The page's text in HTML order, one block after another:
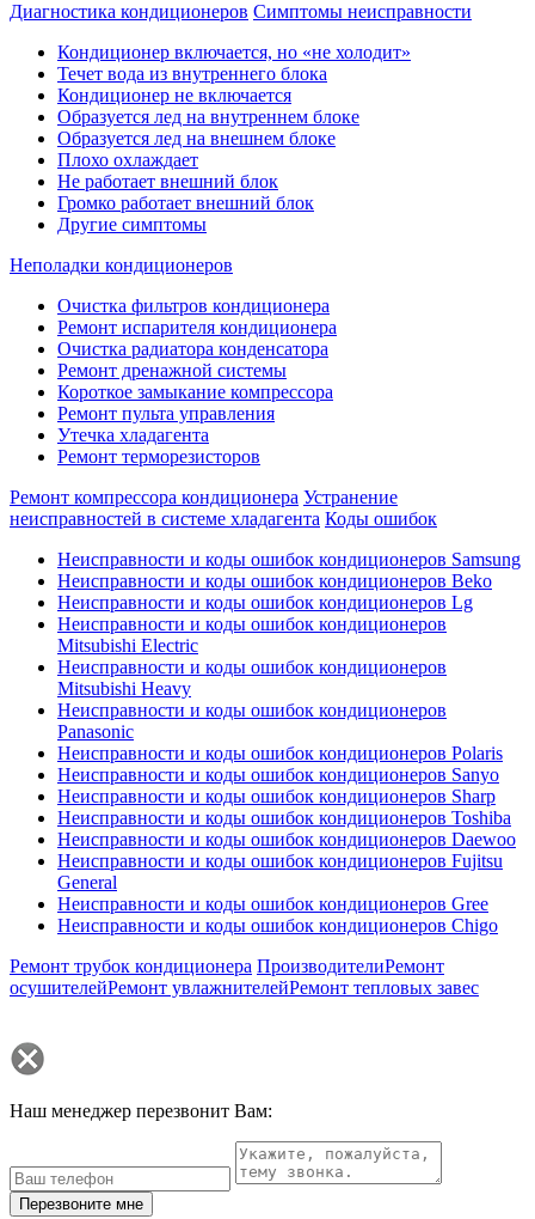
Диагностика кондиционеров Симптомы неисправности
Кондиционер включается, но «не холодит»
Течет вода из внутреннего блока
Кондиционер не включается
Образуется лед на внутреннем блоке
Образуется лед на внешнем блоке
Плохо охлаждает
Не работает внешний блок
Громко работает внешний блок
Другие симптомы
Неполадки кондиционеров
Очистка фильтров кондиционера
Ремонт испарителя кондиционера
Очистка радиатора конденсатора
Ремонт дренажной системы
Короткое замыкание компрессора
Ремонт пульта управления
Утечка хладагента
Ремонт терморезисторов
Ремонт компрессора кондиционера Устранение
неисправностей в системе хладагента Коды ошибок
Неисправности и коды ошибок кондиционеров Samsung
Неисправности и коды ошибок кондиционеров Beko
Неисправности и коды ошибок кондиционеров Lg
Неисправности и коды ошибок кондиционеров
Mitsubishi Electric
Неисправности и коды ошибок кондиционеров
Mitsubishi Heavy
Неисправности и коды ошибок кондиционеров
Panasonic
Неисправности и коды ошибок кондиционеров Polaris
Неисправности и коды ошибок кондиционеров Sanyo
Неисправности и коды ошибок кондиционеров Sharp
Неисправности и коды ошибок кондиционеров Toshiba
Неисправности и коды ошибок кондиционеров Daewoo
Неисправности и коды ошибок кондиционеров Fujitsu
General
Неисправности и коды ошибок кондиционеров Gree
Неисправности и коды ошибок кондиционеров Chigo
Ремонт трубок кондиционера ПроизводителиРемонт
осушителейРемонт увлажнителейРемонт тепловых завес
Наш менеджер перезвонит Вам:
Перезвоните мне